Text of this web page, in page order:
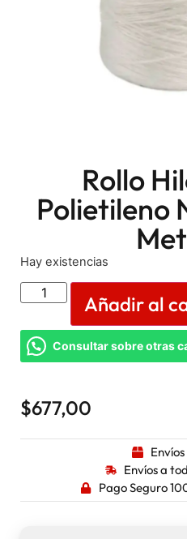
Rollo
Polietileno
Hay existencias
Añadir al
Consultar sobre otras
$677,00
Envíos a
Pago Seguro